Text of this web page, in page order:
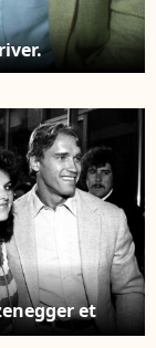
et
sont